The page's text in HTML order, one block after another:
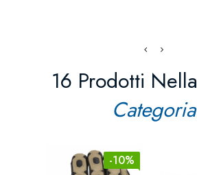
16 Prodotti Nella
Categoria
-10%